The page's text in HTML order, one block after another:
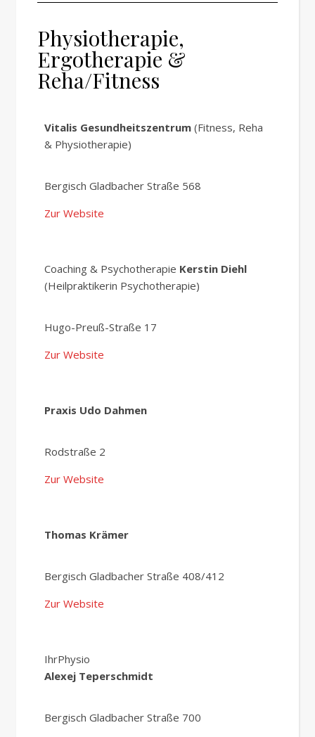
Physiotherapie,
Ergotherapie &
Reha/Fitness
Vitalis Gesundheitszentrum (Fitness, Reha
& Physiotherapie)
Bergisch Gladbacher Straße 568
Zur Website
Coaching & Psychotherapie Kerstin Diehl
(Heilpraktikerin Psychotherapie)
Hugo-Preuß-Straße 17
Zur Website
Praxis Udo Dahmen
Rodstraße 2
Zur Website
Thomas Krämer
Bergisch Gladbacher Straße 408/412
Zur Website
IhrPhysio
Alexej Teperschmidt
Bergisch Gladbacher Straße 700